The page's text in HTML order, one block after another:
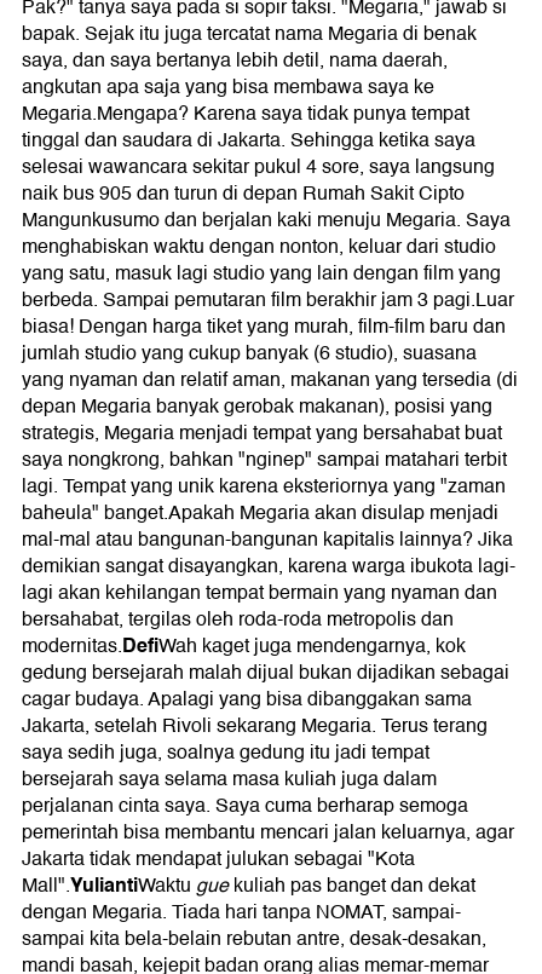
Pak?" tanya saya pada si sopir taksi. "Megaria," jawab si
bapak. Sejak itu juga tercatat nama Megaria di benak
saya, dan saya bertanya lebih detil, nama daerah,
angkutan apa saja yang bisa membawa saya ke
Megaria.Mengapa? Karena saya tidak punya tempat
tinggal dan saudara di Jakarta. Sehingga ketika saya
selesai wawancara sekitar pukul 4 sore, saya langsung
naik bus 905 dan turun di depan Rumah Sakit Cipto
Mangunkusumo dan berjalan kaki menuju Megaria. Saya
menghabiskan waktu dengan nonton, keluar dari studio
yang satu, masuk lagi studio yang lain dengan film yang
berbeda. Sampai pemutaran film berakhir jam 3 pagi.Luar
biasa! Dengan harga tiket yang murah, film-film baru dan
jumlah studio yang cukup banyak (6 studio), suasana
yang nyaman dan relatif aman, makanan yang tersedia (di
depan Megaria banyak gerobak makanan), posisi yang
strategis, Megaria menjadi tempat yang bersahabat buat
saya nongkrong, bahkan "nginep" sampai matahari terbit
lagi. Tempat yang unik karena eksteriornya yang "zaman
baheula" banget.Apakah Megaria akan disulap menjadi
mal-mal atau bangunan-bangunan kapitalis lainnya? Jika
demikian sangat disayangkan, karena warga ibukota lagi-
lagi akan kehilangan tempat bermain yang nyaman dan
bersahabat, tergilas oleh roda-roda metropolis dan
modernitas.DefiWah kaget juga mendengarnya, kok
gedung bersejarah malah dijual bukan dijadikan sebagai
cagar budaya. Apalagi yang bisa dibanggakan sama
Jakarta, setelah Rivoli sekarang Megaria. Terus terang
saya sedih juga, soalnya gedung itu jadi tempat
bersejarah saya selama masa kuliah juga dalam
perjalanan cinta saya. Saya cuma berharap semoga
pemerintah bisa membantu mencari jalan keluarnya, agar
Jakarta tidak mendapat julukan sebagai "Kota
Mall".YuliantiWaktuguekuliah pas banget dan dekat
dengan Megaria. Tiada hari tanpa NOMAT, sampai-
sampai kita bela-belain rebutan antre, desak-desakan,
mandi basah, kejepit badan orang alias memar-memar